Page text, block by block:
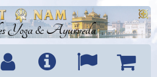
Yoga & Ayurveda